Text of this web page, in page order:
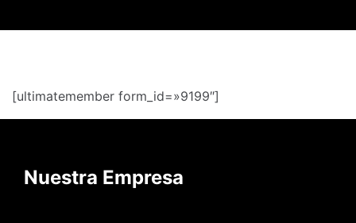
[ultimatemember form_id=»9199″]
Nuestra Empresa